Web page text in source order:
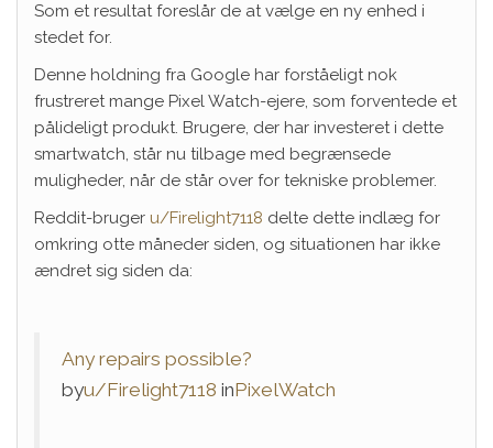
Som et resultat foreslår de at vælge en ny enhed i
stedet for.
Denne holdning fra Google har forståeligt nok
frustreret mange Pixel Watch-ejere, som forventede et
pålideligt produkt. Brugere, der har investeret i dette
smartwatch, står nu tilbage med begrænsede
muligheder, når de står over for tekniske problemer.
Reddit-bruger u/Firelight7118 delte dette indlæg for
omkring otte måneder siden, og situationen har ikke
ændret sig siden da:
Any repairs possible?
byu/Firelight7118 inPixelWatch